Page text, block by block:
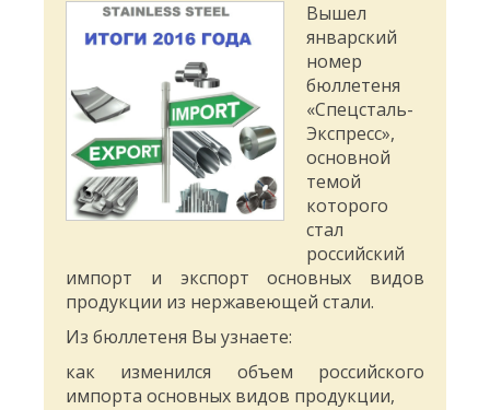
Вышел
январский
номер
бюллетеня
«Спецсталь-
Экспресс»,
основной
темой
которого
стал
российский
импорт и экспорт основных видов
продукции из нержавеющей стали.
Из бюллетеня Вы узнаете:
как изменился объем российского
импорта основных видов продукции,